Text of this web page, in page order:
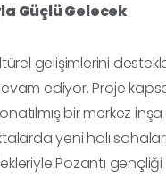
Güçlü Gelecek
gelişimlerini
ediyor. Proje
bir merkez inşa
yeni halı
Pozantı